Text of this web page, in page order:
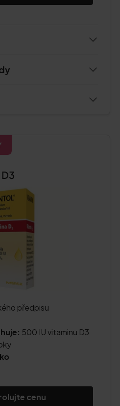
předpisu
500 IU vitaminu D3
cenu